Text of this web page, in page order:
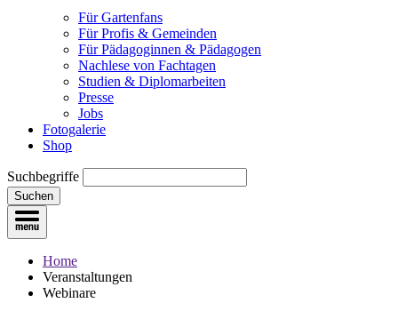
Für Gartenfans
Für Profis & Gemeinden
Für Pädagoginnen & Pädagogen
Nachlese von Fachtagen
Studien & Diplomarbeiten
Presse
Jobs
Fotogalerie
Shop
Suchbegriffe
Suchen
Home
Veranstaltungen
Webinare